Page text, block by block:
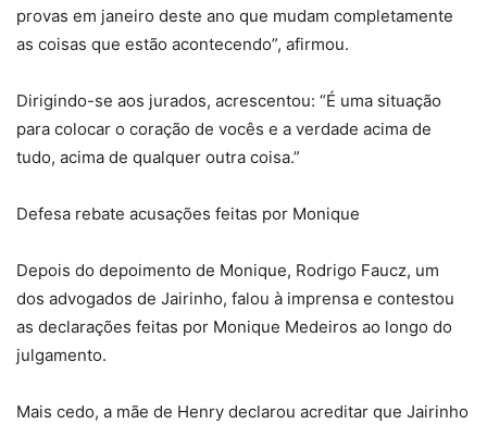
provas em janeiro deste ano que mudam completamente
as coisas que estão acontecendo”, afirmou.
Dirigindo-se aos jurados, acrescentou: “É uma situação
para colocar o coração de vocês e a verdade acima de
tudo, acima de qualquer outra coisa.”
Defesa rebate acusações feitas por Monique
Depois do depoimento de Monique, Rodrigo Faucz, um
dos advogados de Jairinho, falou à imprensa e contestou
as declarações feitas por Monique Medeiros ao longo do
julgamento.
Mais cedo, a mãe de Henry declarou acreditar que Jairinho